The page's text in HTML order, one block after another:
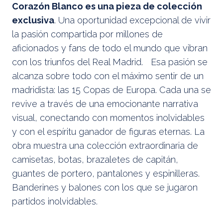
Corazón Blanco es una pieza de colección
exclusiva. Una oportunidad excepcional de vivir
la pasión compartida por millones de
aficionados y fans de todo el mundo que vibran
con los triunfos del Real Madrid. Esa pasión se
alcanza sobre todo con el máximo sentir de un
madridista: las 15 Copas de Europa. Cada una se
revive a través de una emocionante narrativa
visual, conectando con momentos inolvidables
y con el espíritu ganador de figuras eternas. La
obra muestra una colección extraordinaria de
camisetas, botas, brazaletes de capitán,
guantes de portero, pantalones y espinilleras.
Banderines y balones con los que se jugaron
partidos inolvidables.